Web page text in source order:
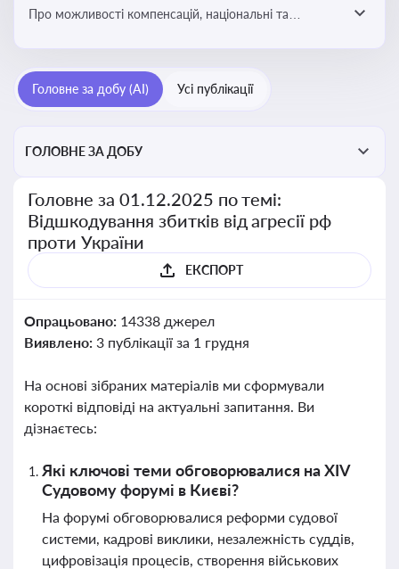
Про можливості компенсацій, національні та
Головне за добу (AI) Усі публікації
ГОЛОВНЕ ЗА ДОБУ
Головне за 01.12.2025 по темі:
Відшкодування збитків від агресії рф
проти України
ЕКСПОРТ
Опрацьовано: 14338 джерел
Виявлено: 3 публікації за 1 грудня
На основі зібраних матеріалів ми сформували
короткі відповіді на актуальні запитання. Ви
дізнаєтесь:
Які ключові теми обговорювалися на XIV
Судовому форумі в Києві?
На форумі обговорювалися реформи судової
системи, кадрові виклики, незалежність суддів,
цифровізація процесів, створення військових